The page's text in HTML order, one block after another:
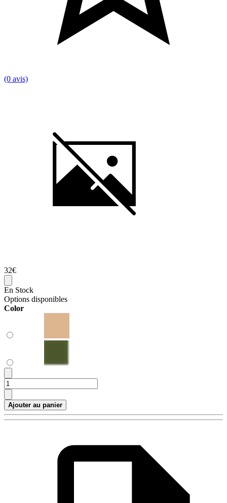
(0 avis)
32€
En Stock
Options disponibles
Color
Ajouter au panier